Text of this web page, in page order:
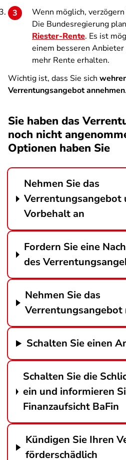
Wenn möglich,
Die Bundesregierung
Riester-Rente. Es ist
einem besseren
mehr Rente erhalten.
Wichtig ist, dass Sie sich
Verrentungsangebot annehmen.
Sie haben das
noch nicht
Optionen haben Sie
Nehmen Sie das
Verrentungsangebot
Vorbehalt an
Fordern Sie eine
des
Nehmen Sie das
Verrentungsangebot
Schalten Sie einen
Schalten Sie die
ein und informieren
Finanzaufsicht BaFin
Kündigen Sie Ihren
förderschädlich